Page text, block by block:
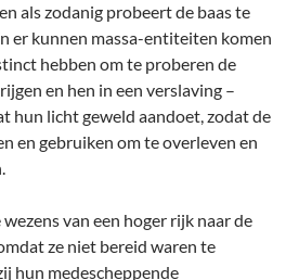
als zodanig probeert de baas te
er kunnen massa-entiteiten komen
hebben om te proberen de
en hen in een verslaving –
hun licht geweld aandoet, zodat de
en gebruiken om te overleven en
van een hoger rijk naar de
ze niet bereid waren te
hun medescheppende